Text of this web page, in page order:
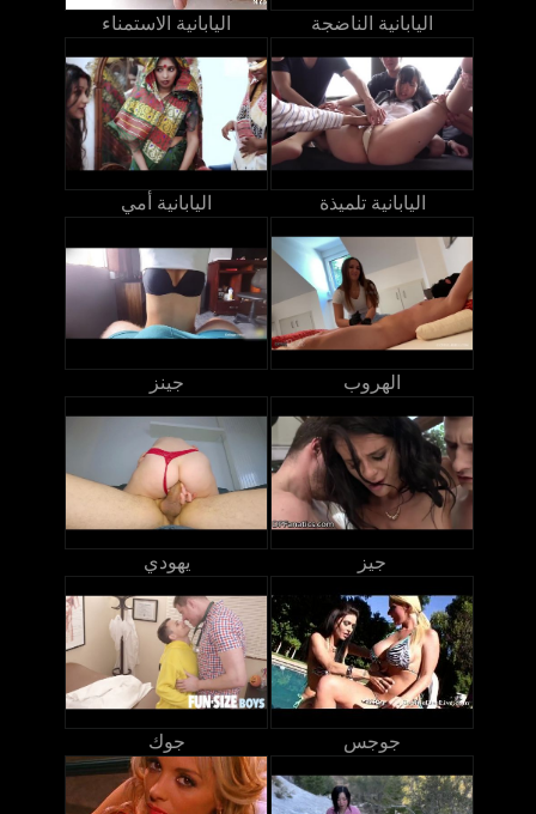
اليابانية الاستمناء اليابانية الناضجة
اليابانية أمي اليابانية تلميذة
جينز الهروب
يهودي جيز
جوك جوجس